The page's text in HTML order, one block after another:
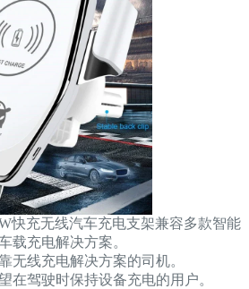
快充无线汽车充电支架兼容多款智能
载充电解决方案。
无线充电解决方案的司机。
在驾驶时保持设备充电的用户。